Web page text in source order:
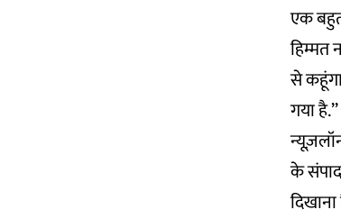
एक
से
गया है.’’
के